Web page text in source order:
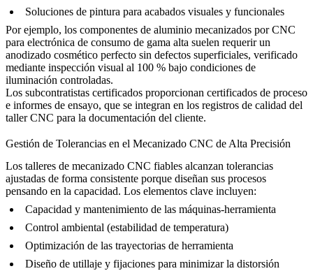
Soluciones de pintura para acabados visuales y funcionales
Por ejemplo, los componentes de aluminio mecanizados por CNC
para electrónica de consumo de gama alta suelen requerir un
anodizado cosmético perfecto sin defectos superficiales, verificado
mediante inspección visual al 100 % bajo condiciones de
iluminación controladas.
Los subcontratistas certificados proporcionan certificados de proceso
e informes de ensayo, que se integran en los registros de calidad del
taller CNC para la documentación del cliente.
Gestión de Tolerancias en el Mecanizado CNC de Alta Precisión
Los talleres de mecanizado CNC fiables alcanzan tolerancias
ajustadas de forma consistente porque diseñan sus procesos
pensando en la capacidad. Los elementos clave incluyen:
Capacidad y mantenimiento de las máquinas-herramienta
Control ambiental (estabilidad de temperatura)
Optimización de las trayectorias de herramienta
Diseño de utillaje y fijaciones para minimizar la distorsión